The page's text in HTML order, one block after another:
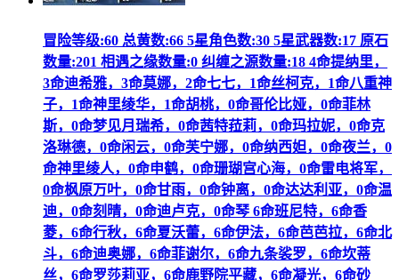
冒险等级:60 总黄数:66 5星角色数:30 5星武器数:17 原石
数量:201 相遇之缘数量:0 纠缠之源数量:18 4命提纳里，
3命迪希雅，3命莫娜，2命七七，1命丝柯克，1命八重神
子，1命神里绫华，1命胡桃，0命哥伦比娅，0命菲林
斯，0命梦见月瑞希，0命茜特菈莉，0命玛拉妮，0命克
洛琳德，0命闲云，0命芙宁娜，0命纳西妲，0命夜兰，0
命神里绫人，0命申鹤，0命珊瑚宫心海，0命雷电将军，
0命枫原万叶，0命甘雨，0命钟离，0命达达利亚，0命温
迪，0命刻晴，0命迪卢克，0命琴 6命班尼特，6命香
菱，6命行秋，6命夏沃蕾，6命伊法，6命芭芭拉，6命北
斗，6命迪奥娜，6命菲谢尔，6命九条裟罗，6命坎蒂
丝，6命罗莎莉亚，6命鹿野院平藏，6命凝光，6命砂